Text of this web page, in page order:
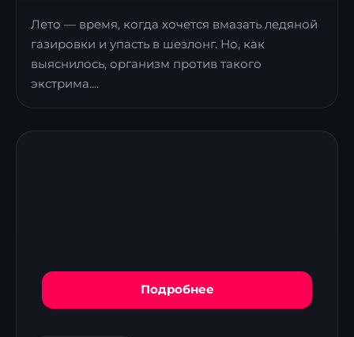
Лето — время, когда хочется вмазать ледяной
газировки и упасть в шезлонг. Но, как
выяснилось, организм против такого
экстрима....
Подробнее